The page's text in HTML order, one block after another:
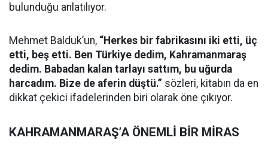
bulunduğu anlatılıyor.
Mehmet Balduk’un, “Herkes bir fabrikasını iki etti, üç
etti, beş etti. Ben Türkiye dedim, Kahramanmaraş
dedim. Babadan kalan tarlayı sattım, bu uğurda
harcadım. Bize de aferin düştü.” sözleri, kitabın da en
dikkat çekici ifadelerinden biri olarak öne çıkıyor.
KAHRAMANMARAŞ’A ÖNEMLİ BİR MİRAS